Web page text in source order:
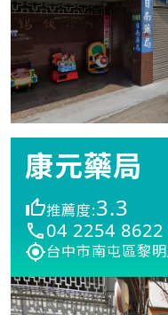
康元藥局
推薦度:3.3
04 2254 8622
台中市南屯區黎